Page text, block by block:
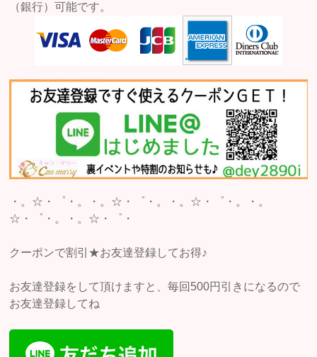
（銀行）可能です。
・。☆・゜・。・。☆・゜・。・。☆・゜・。・。
☆・゜・。・。☆・゜・
クーポンで割引★お友達登録してお得♪
お友達登録をして頂けますと、毎回500円引きになるので
お友達登録してね